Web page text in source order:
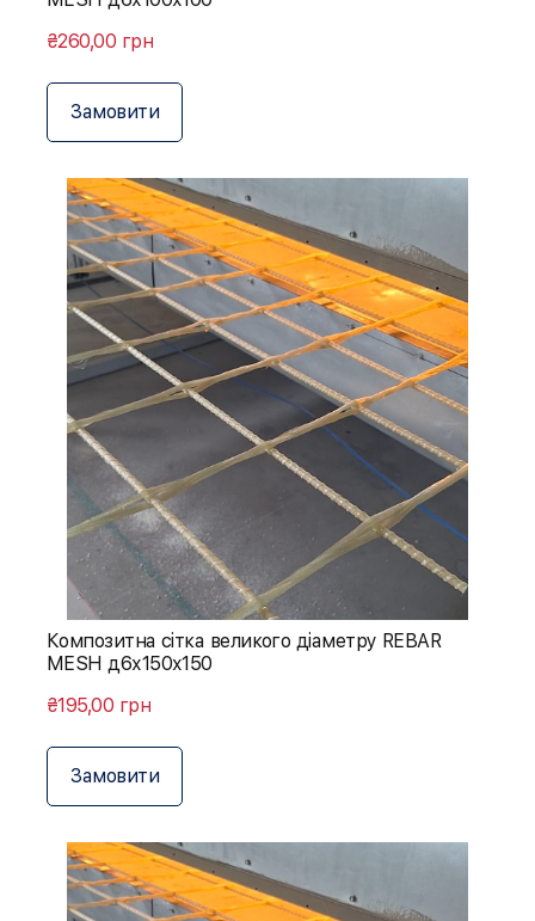
₴260,00 грн
Замовити
Композитна сітка великого діаметру REBAR
MESH д6х150х150
₴195,00 грн
Замовити